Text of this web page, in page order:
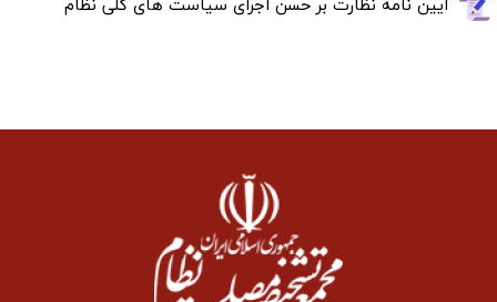
آیین نامه نظارت بر حسن اجرای سیاست های کلی نظام